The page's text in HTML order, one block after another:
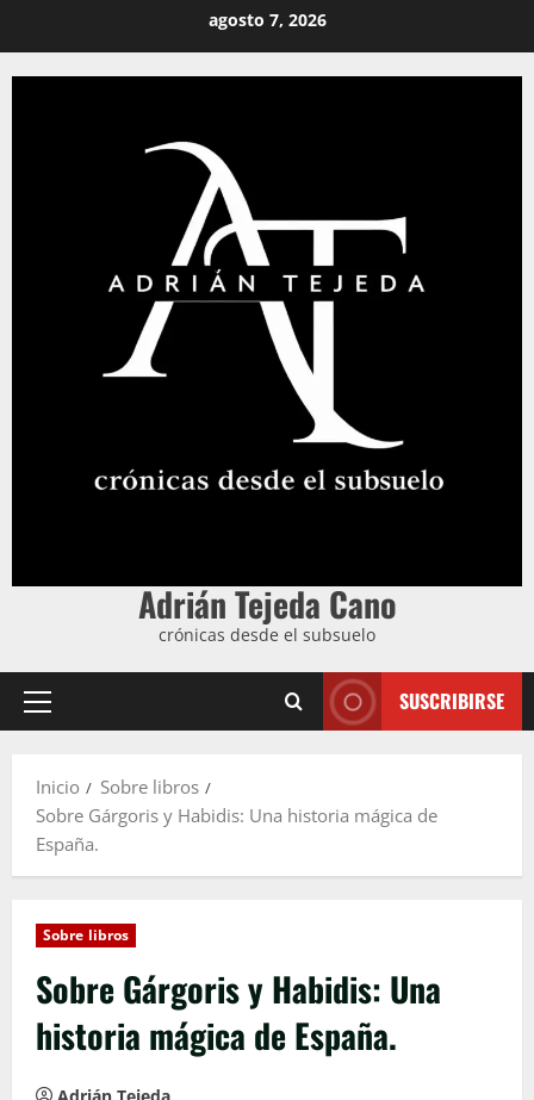
contenido
agosto 7, 2026
Adrián Tejeda Cano
crónicas desde el subsuelo
Menú
SUSCRIBIRSE
Inicio
Sobre libros
Sobre Gárgoris y Habidis: Una historia mágica de
España.
Sobre libros
Sobre Gárgoris y Habidis: Una
historia mágica de España.